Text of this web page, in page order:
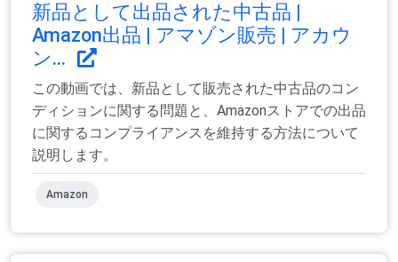
新品として出品された中古品 |
Amazon出品 | アマゾン販売 | アカウ
ン...
この動画では、新品として販売された中古品のコン
ディションに関する問題と、Amazonストアでの出品
に関するコンプライアンスを維持する方法について
説明します。
Amazon